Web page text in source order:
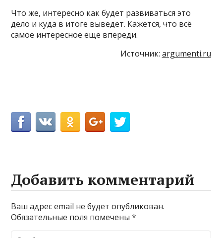
Что же, интересно как будет развиваться это
дело и куда в итоге выведет. Кажется, что всё
самое интересное ещё впереди.
Источник: argumenti.ru
Добавить комментарий
Ваш адрес email не будет опубликован.
Обязательные поля помечены*